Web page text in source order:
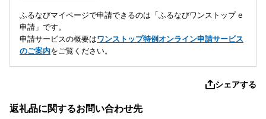
ふるなびマイページで申請できるのは「ふるなびワンストップ e
申請」です。
申請サービスの概要はワンストップ特例オンライン申請サービス
のご案内をご覧ください。
シェアする
返礼品に関するお問い合わせ先